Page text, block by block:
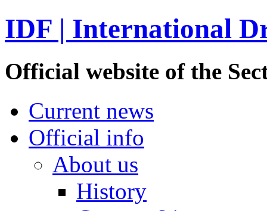
IDF | International
Official website of the
Current news
Official info
About us
History